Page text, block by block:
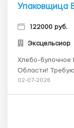
Упаковщица
122000 руб.
Эксцельсиор
Хлебо-булочное
Области! Требуются:Мужчины и Женщины Должность:
Разнорабочий
булочными
02-07-2026